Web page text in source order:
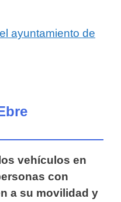
ayuntamiento de
vehículos en
con
a su movilidad y